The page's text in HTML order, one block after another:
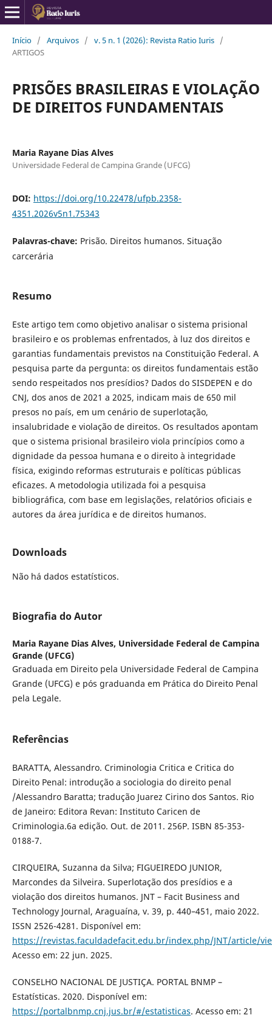
Início / Arquivos / v. 5 n. 1 (2026): Revista Ratio Iuris /
ARTIGOS
PRISÕES BRASILEIRAS E VIOLAÇÃO
DE DIREITOS FUNDAMENTAIS
Maria Rayane Dias Alves
Universidade Federal de Campina Grande (UFCG)
DOI: https://doi.org/10.22478/ufpb.2358-
4351.2026v5n1.75343
Palavras-chave: Prisão. Direitos humanos. Situação
carcerária
Resumo
Este artigo tem como objetivo analisar o sistema prisional
brasileiro e os problemas enfrentados, à luz dos direitos e
garantias fundamentais previstos na Constituição Federal. A
pesquisa parte da pergunta: os direitos fundamentais estão
sendo respeitados nos presídios? Dados do SISDEPEN e do
CNJ, dos anos de 2021 a 2025, indicam mais de 650 mil
presos no país, em um cenário de superlotação,
insalubridade e violação de direitos. Os resultados apontam
que o sistema prisional brasileiro viola princípios como a
dignidade da pessoa humana e o direito à integridade
física, exigindo reformas estruturais e políticas públicas
eficazes. A metodologia utilizada foi a pesquisa
bibliográfica, com base em legislações, relatórios oficiais e
autores da área jurídica e de direitos humanos.
Downloads
Não há dados estatísticos.
Biografia do Autor
Maria Rayane Dias Alves, Universidade Federal de Campina
Grande (UFCG)
Graduada em Direito pela Universidade Federal de Campina
Grande (UFCG) e pós graduanda em Prática do Direito Penal
pela Legale.
Referências
BARATTA, Alessandro. Criminologia Critica e Critica do
Direito Penal: introdução a sociologia do direito penal
/Alessandro Baratta; tradução Juarez Cirino dos Santos. Rio
de Janeiro: Editora Revan: Instituto Caricen de
Criminologia.6a edição. Out. de 2011. 256P. ISBN 85-353-
0188-7.
CIRQUEIRA, Suzanna da Silva; FIGUEIREDO JUNIOR,
Marcondes da Silveira. Superlotação dos presídios e a
violação dos direitos humanos. JNT – Facit Business and
Technology Journal, Araguaína, v. 39, p. 440–451, maio 2022.
ISSN 2526-4281. Disponível em:
https://revistas.faculdadefacit.edu.br/index.php/JNT/article/
Acesso em: 22 jun. 2025.
CONSELHO NACIONAL DE JUSTIÇA. PORTAL BNMP –
Estatísticas. 2020. Disponível em:
https://portalbnmp.cnj.jus.br/#/estatisticas. Acesso em: 21